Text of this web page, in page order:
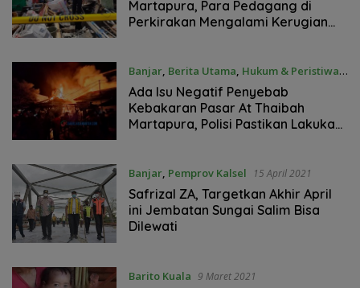
Martapura, Para Pedagang di
Perkirakan Mengalami Kerugian
Banjar, Berita Utama, Hukum & Peristiwa
5 Juni 2021
Ada Isu Negatif Penyebab
Kebakaran Pasar At Thaibah
Martapura, Polisi Pastikan Lakukan
Banjar, Pemprov Kalsel 15 April 2021
Safrizal ZA, Targetkan Akhir April
ini Jembatan Sungai Salim Bisa
Dilewati
Barito Kuala 9 Maret 2021